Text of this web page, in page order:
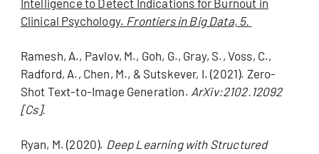
Intelligence to Detect Indications for Burnout in
Clinical Psychology. Frontiers in Big Data, 5.
Ramesh, A., Pavlov, M., Goh, G., Gray, S., Voss, C.,
Radford, A., Chen, M., & Sutskever, I. (2021). Zero-
Shot Text-to-Image Generation. ArXiv:2102.12092
[Cs].
Ryan, M. (2020). Deep Learning with Structured